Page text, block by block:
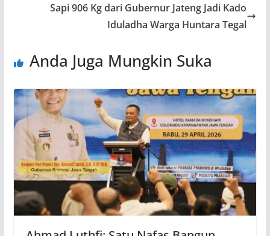
Sapi 906 Kg dari Gubernur Jateng Jadi Kado
Iduladha Warga Huntara Tegal
Anda Juga Mungkin Suka